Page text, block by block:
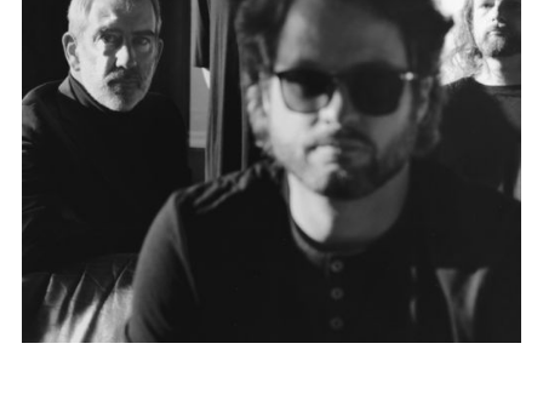
DOORS20:00| CLUB 21:00| AK .–|VVK